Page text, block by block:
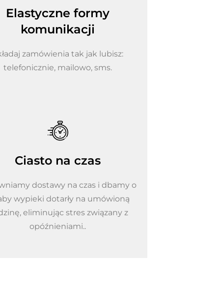
Elastyczne formy
komunikacji
zamówienia tak jak lubisz:
telefonicznie, mailowo, sms.
Ciasto na czas
dostawy na czas i dbamy o
wypieki dotarły na umówioną
eliminując stres związany z
opóźnieniami..